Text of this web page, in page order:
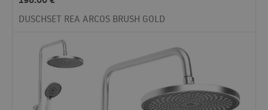
DUSCHSET REA ARCOS BRUSH GOLD